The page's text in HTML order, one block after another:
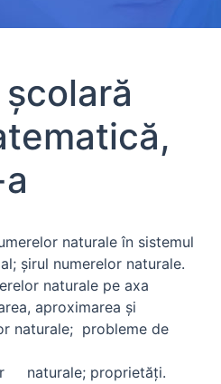
naturale în sistemul
şirul numerelor naturale.
naturale pe axa
aproximarea şi
naturale; probleme de
naturale; proprietăţi.